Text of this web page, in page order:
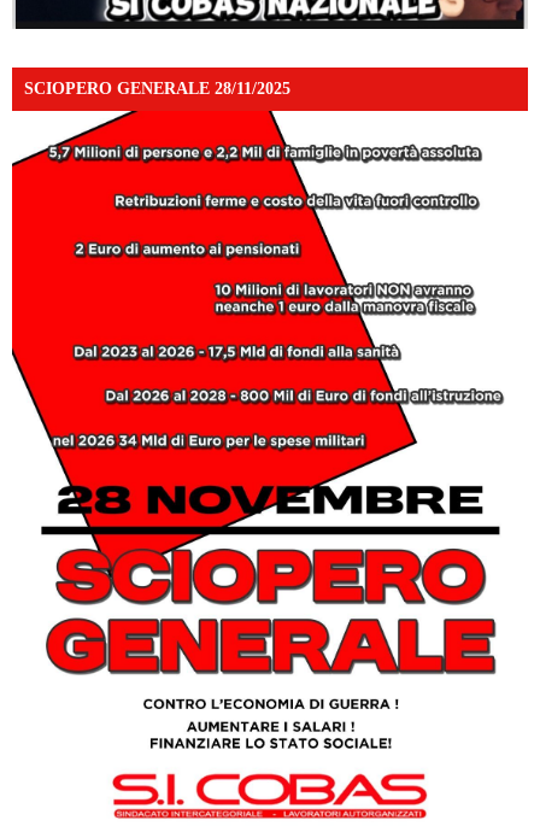
SCIOPERO GENERALE 28/11/2025